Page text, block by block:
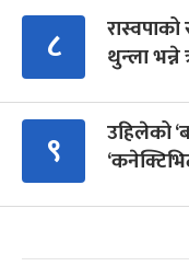
८
थुन्ला भन्ने
९
उहिलेको